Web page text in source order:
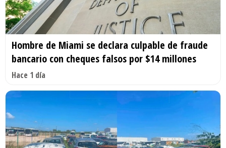
Hombre de Miami se declara culpable de fraude
bancario con cheques falsos por $14 millones
Hace 1 día